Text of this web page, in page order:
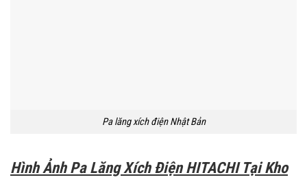
Pa lăng xích điện Nhật Bản
Hình Ảnh Pa Lăng Xích Điện HITACHI Tại Kho